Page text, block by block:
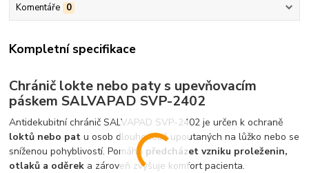
Komentáře 0
Kompletní specifikace
Chránič lokte nebo paty s upevňovacím
páskem SALVAPAD SVP-2402
Antidekubitní chránič SALVAPAD SVP-2402 je určen k ochraně
loktů nebo pat u osob dlouhodobě upoutaných na lůžko nebo se
sníženou pohyblivostí. Pomáhá předcházet vzniku proleženin,
otlaků a oděrek a zároveň zvyšuje komfort pacienta.